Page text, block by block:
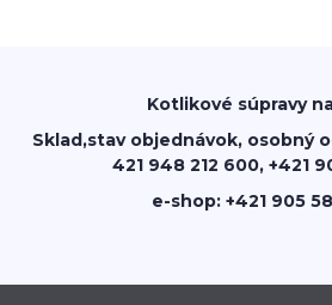
Kotlikové súpravy
Sklad,stav objednávok, osobný
421 948 212 600, +421
e-shop: +421 905